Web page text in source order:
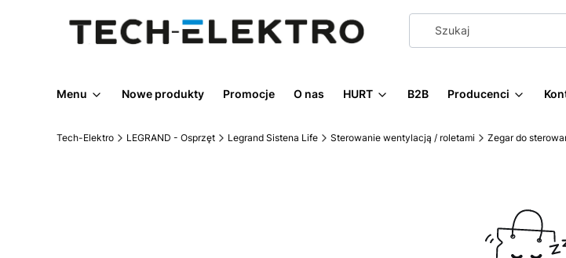
Menu Nowe produkty Promocje O nas HURT B2B Producenci
Tech-Elektro LEGRAND - Osprzęt Legrand Sistena Life Sterowanie wentylacją / roletami Zegar do